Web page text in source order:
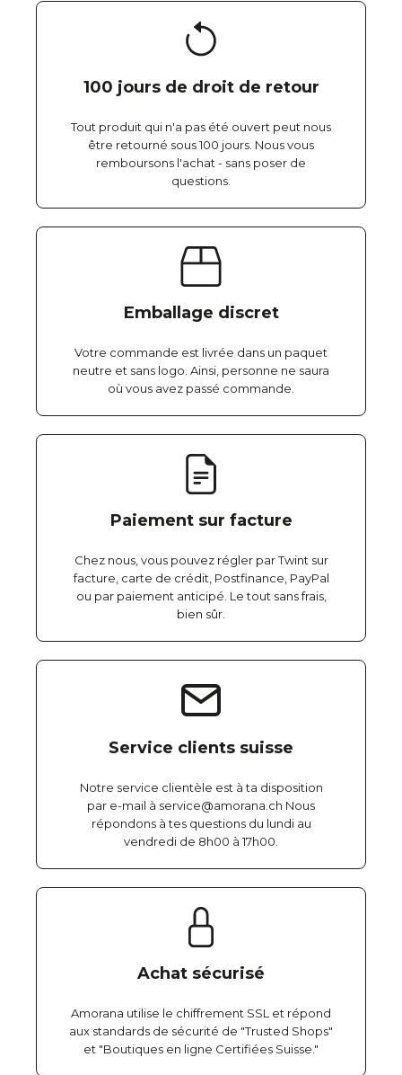
100 jours de droit de retour
Tout produit qui n'a pas été ouvert peut nous
être retourné sous 100 jours. Nous vous
remboursons l'achat - sans poser de
questions.
Emballage discret
Votre commande est livrée dans un paquet
neutre et sans logo. Ainsi, personne ne saura
où vous avez passé commande.
Paiement sur facture
Chez nous, vous pouvez régler par Twint sur
facture, carte de crédit, Postfinance, PayPal
ou par paiement anticipé. Le tout sans frais,
bien sûr.
Service clients suisse
Notre service clientèle est à ta disposition
par e-mail à service@amorana.ch Nous
répondons à tes questions du lundi au
vendredi de 8h00 à 17h00.
Achat sécurisé
Amorana utilise le chiffrement SSL et répond
aux standards de sécurité de "Trusted Shops"
et "Boutiques en ligne Certifiées Suisse."